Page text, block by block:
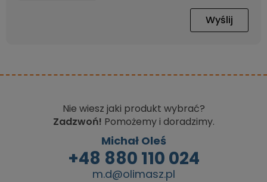
Wyślij
Nie wiesz jaki produkt wybrać?
Zadzwoń! Pomożemy i doradzimy.
Michał Oleś
+48 880 110 024
m.d@olimasz.pl